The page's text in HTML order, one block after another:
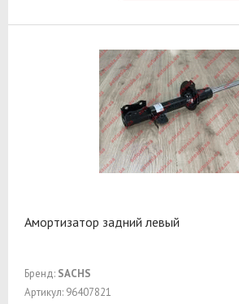
Амортизатор задний левый
Бренд: SACHS
Артикул: 96407821